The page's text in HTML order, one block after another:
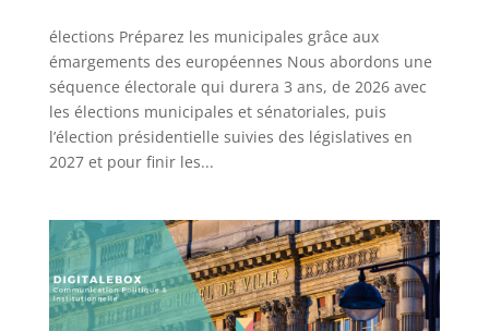
élections Préparez les municipales grâce aux
émargements des européennes Nous abordons une
séquence électorale qui durera 3 ans, de 2026 avec
les élections municipales et sénatoriales, puis
l’élection présidentielle suivies des législatives en
2027 et pour finir les...